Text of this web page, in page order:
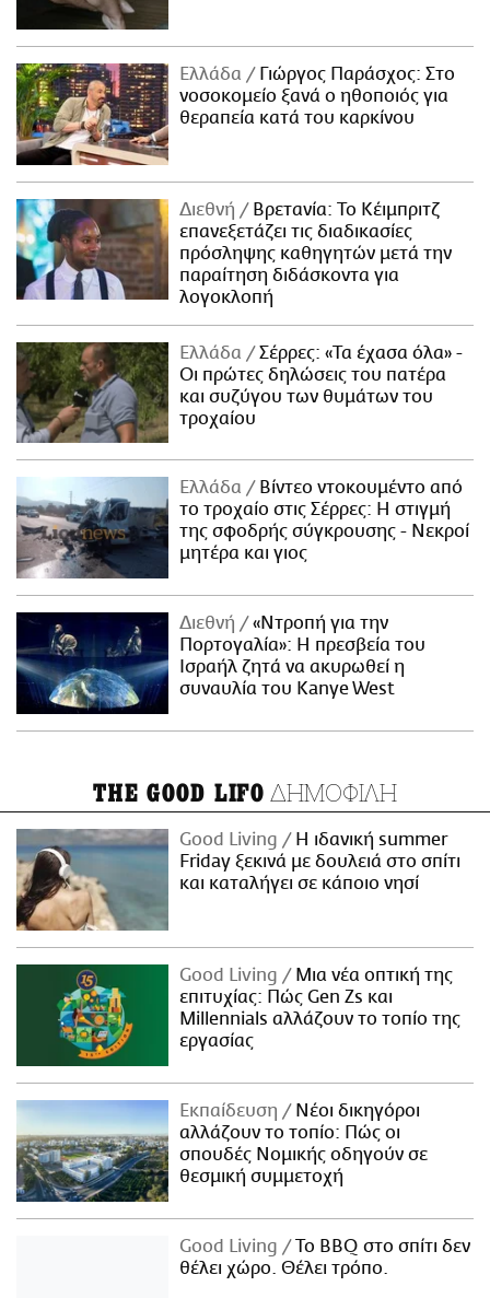
Ελλάδα
Γιώργος Παράσχος: Στο
νοσοκομείο ξανά ο ηθοποιός για
θεραπεία κατά του καρκίνου
Διεθνή
Βρετανία: Το Κέιμπριτζ
επανεξετάζει τις διαδικασίες
πρόσληψης καθηγητών μετά την
παραίτηση διδάσκοντα για
λογοκλοπή
Ελλάδα
Σέρρες: «Τα έχασα όλα» -
Οι πρώτες δηλώσεις του πατέρα
και συζύγου των θυμάτων του
τροχαίου
Ελλάδα
Βίντεο ντοκουμέντο από
το τροχαίο στις Σέρρες: Η στιγμή
της σφοδρής σύγκρουσης - Νεκροί
μητέρα και γιος
Διεθνή
«Ντροπή για την
Πορτογαλία»: Η πρεσβεία του
Ισραήλ ζητά να ακυρωθεί η
συναυλία του Kanye West
THE GOOD LIFO ΔΗΜΟΦΙΛΗ
Good Living
Η ιδανική summer
Friday ξεκινά με δουλειά στο σπίτι
και καταλήγει σε κάποιο νησί
Good Living
Μια νέα οπτική της
επιτυχίας: Πώς Gen Zs και
Millennials αλλάζουν το τοπίο της
εργασίας
Εκπαίδευση
Νέοι δικηγόροι
αλλάζουν το τοπίο: Πώς οι
σπουδές Νομικής οδηγούν σε
θεσμική συμμετοχή
Good Living
Το BBQ στο σπίτι δεν
θέλει χώρο. Θέλει τρόπο.